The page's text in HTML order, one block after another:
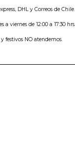
DHL y Correos de Chile.
a viernes de 12:00 a 17:30 hrs.
festivos NO atendemos.